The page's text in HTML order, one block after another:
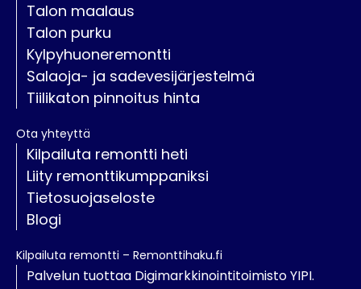
Talon maalaus
Talon purku
Kylpyhuoneremontti
Salaoja- ja sadevesijärjestelmä
Tiilikaton pinnoitus hinta
Ota yhteyttä
Kilpailuta remontti heti
Liity remonttikumppaniksi
Tietosuojaseloste
Blogi
Kilpailuta remontti – Remonttihaku.fi
Palvelun tuottaa Digimarkkinointitoimisto YIPI.